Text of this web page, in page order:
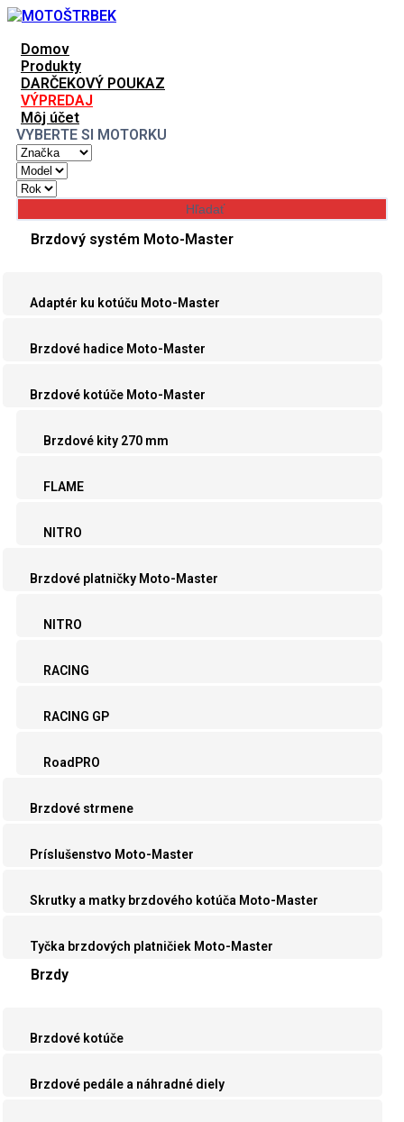
Domov
Produkty
DARČEKOVÝ POUKAZ
VÝPREDAJ
Môj účet
VYBERTE SI MOTORKU
Brzdový systém Moto-Master
Adaptér ku kotúču Moto-Master
Brzdové hadice Moto-Master
Brzdové kotúče Moto-Master
Brzdové kity 270 mm
FLAME
NITRO
Brzdové platničky Moto-Master
NITRO
RACING
RACING GP
RoadPRO
Brzdové strmene
Príslušenstvo Moto-Master
Skrutky a matky brzdového kotúča Moto-Master
Tyčka brzdových platničiek Moto-Master
Brzdy
Brzdové kotúče
Brzdové pedále a náhradné diely